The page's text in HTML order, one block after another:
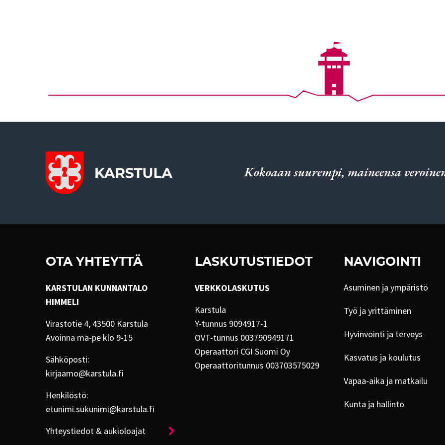
Kokoaan suurempi, maineensa
OTA YHTEYTTÄ
KARSTULAN KUNNANTALO
HIMMELI
Virastotie 4, 43500 Karstula
Avoinna ma-pe klo 9-15
Sähköposti:
kirjaamo@karstula.fi
Henkilöstö:
etunimi.sukunimi@karstula.fi
Yhteystiedot & aukioloajat
LASKUTUSTIEDOT
VERKKOLASKUTUS
Karstula
Y-tunnus 9094917-1
OVT-tunnus 003790949171
Operaattori CGI Suomi Oy
Operaattoritunnus 003703575029
NAVIGOINTI
Asuminen ja ympäristö
Työ ja yrittäminen
Hyvinvointi ja terveys
Kasvatus ja koulutus
Vapaa-aika ja matkailu
Kunta ja hallinto